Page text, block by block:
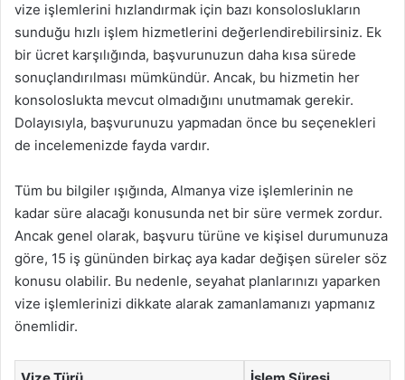
vize işlemlerini hızlandırmak için bazı konsoloslukların
sunduğu hızlı işlem hizmetlerini değerlendirebilirsiniz. Ek
bir ücret karşılığında, başvurunuzun daha kısa sürede
sonuçlandırılması mümkündür. Ancak, bu hizmetin her
konsoloslukta mevcut olmadığını unutmamak gerekir.
Dolayısıyla, başvurunuzu yapmadan önce bu seçenekleri
de incelemenizde fayda vardır.
Tüm bu bilgiler ışığında, Almanya vize işlemlerinin ne
kadar süre alacağı konusunda net bir süre vermek zordur.
Ancak genel olarak, başvuru türüne ve kişisel durumunuza
göre, 15 iş gününden birkaç aya kadar değişen süreler söz
konusu olabilir. Bu nedenle, seyahat planlarınızı yaparken
vize işlemlerinizi dikkate alarak zamanlamanızı yapmanız
önemlidir.